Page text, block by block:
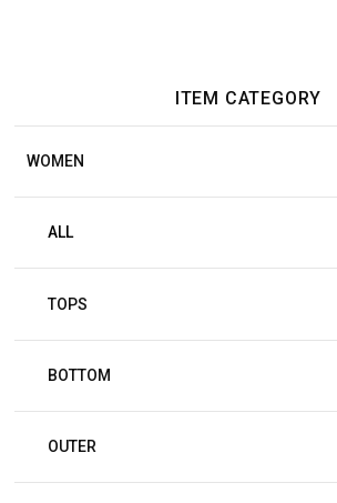
ITEM CATEGORY
WOMEN
ALL
TOPS
BOTTOM
OUTER